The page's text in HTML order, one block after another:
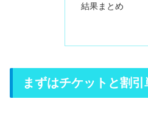
結果まとめ
まずはチケットと割引